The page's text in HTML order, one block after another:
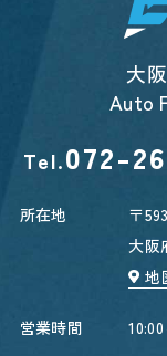
大
Auto
Tel.072-
所在地
〒
大阪
地
営業時間